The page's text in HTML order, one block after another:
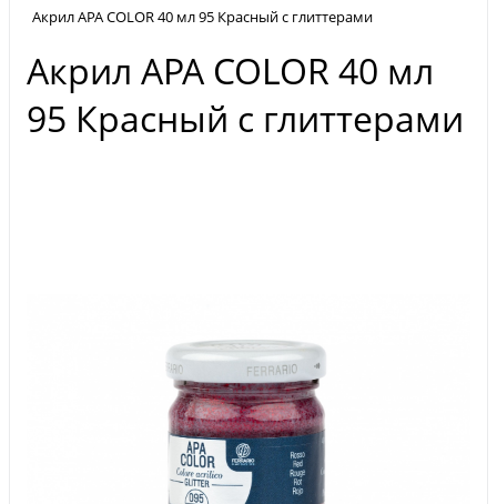
Акрил APA COLOR 40 мл 95 Красный с глиттерами
Акрил APA COLOR 40 мл
95 Красный с глиттерами